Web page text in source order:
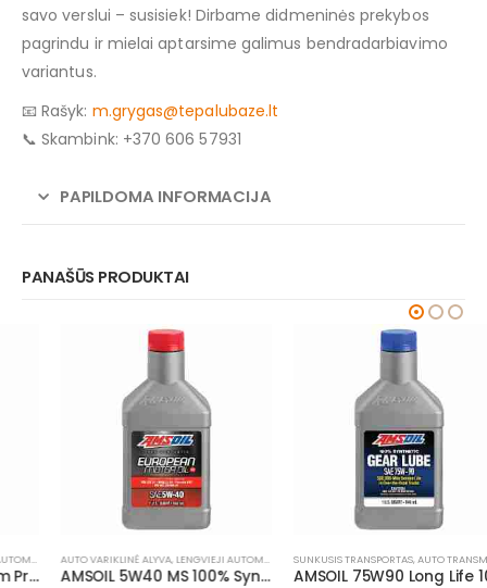
savo verslui – susisiek! Dirbame didmeninės prekybos
pagrindu ir mielai aptarsime galimus bendradarbiavimo
variantus.
📧 Rašyk: m.grygas@tepalubaze.lt
📞 Skambink: +370 606 57931
PAPILDOMA INFORMACIJA
PANAŠŪS PRODUKTAI
AUTO VARIKLINĖ ALYVA,LENGVIEJI AUTOMOBILIAI
AMSOIL 5W40 MS 100% Synthetic European Motor Oil
SUNKUSIS TRANSPORTAS,AUTO TRANSMISINĖ ALYVA
AMSOIL 75W90 Long Life 100% Synthetic Gear Lube